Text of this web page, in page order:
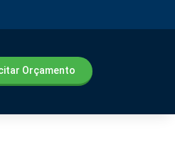
Orçamento